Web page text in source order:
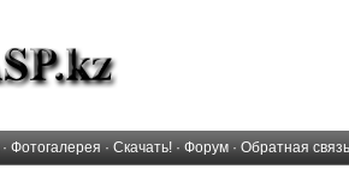
· Фотогалерея · Скачать! · Форум · Обратная связь